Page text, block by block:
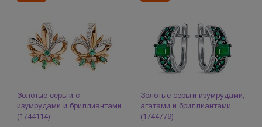
Золотые серьги с
изумрудами и бриллиантами
(1744114)
Золотые серьги изумрудами,
агатами и бриллиантами
(1744779)